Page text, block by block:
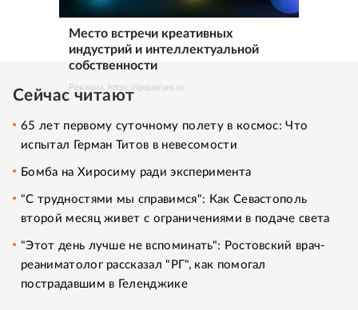
Место встречи креативных
индустрий и интеллектуальной
собственности
Реклама. https://ipquorum.ru
Сейчас читают
65 лет первому суточному полету в космос: Что
испытал Герман Титов в невесомости
Бомба на Хиросиму ради эксперимента
"С трудностями мы справимся": Как Севастополь
второй месяц живет с ограничениями в подаче света
"Этот день лучше не вспоминать": Ростовский врач-
реаниматолог рассказал "РГ", как помогал
пострадавшим в Геленджике